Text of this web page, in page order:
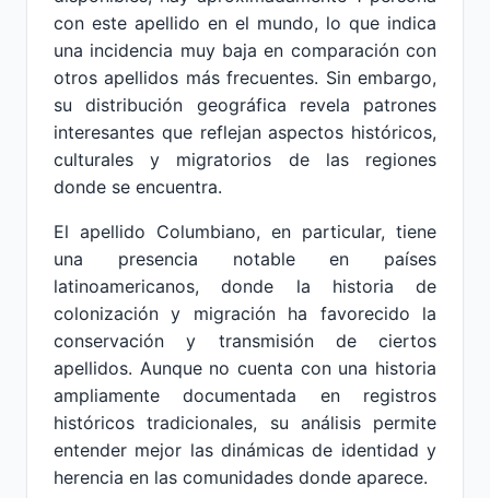
con este apellido en el mundo, lo que indica
una incidencia muy baja en comparación con
otros apellidos más frecuentes. Sin embargo,
su distribución geográfica revela patrones
interesantes que reflejan aspectos históricos,
culturales y migratorios de las regiones
donde se encuentra.
El apellido Columbiano, en particular, tiene
una presencia notable en países
latinoamericanos, donde la historia de
colonización y migración ha favorecido la
conservación y transmisión de ciertos
apellidos. Aunque no cuenta con una historia
ampliamente documentada en registros
históricos tradicionales, su análisis permite
entender mejor las dinámicas de identidad y
herencia en las comunidades donde aparece.